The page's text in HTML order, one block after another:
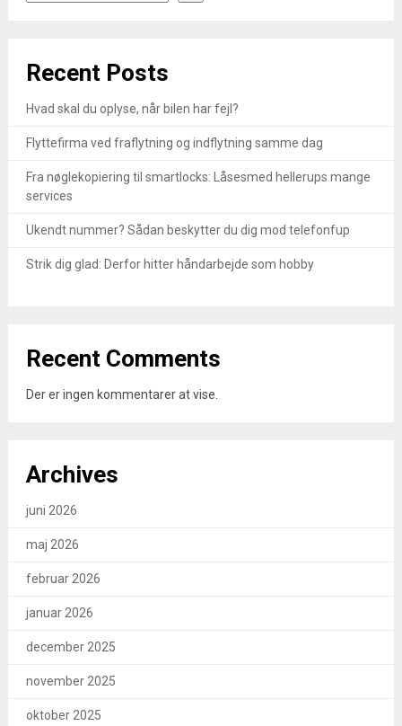
Recent Posts
Hvad skal du oplyse, når bilen har fejl?
Flyttefirma ved fraflytning og indflytning samme dag
Fra nøglekopiering til smartlocks: Låsesmed hellerups mange
services
Ukendt nummer? Sådan beskytter du dig mod telefonfup
Strik dig glad: Derfor hitter håndarbejde som hobby
Recent Comments
Der er ingen kommentarer at vise.
Archives
juni 2026
maj 2026
februar 2026
januar 2026
december 2025
november 2025
oktober 2025